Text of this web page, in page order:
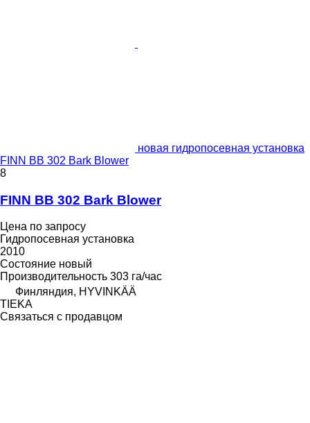
новая гидропосевная установка
FINN BB 302 Bark Blower
8
FINN BB 302 Bark Blower
Цена по запросу
Гидропосевная установка
2010
Состояние новый
Производительность 303 га/час
Финляндия, HYVINKÄÄ
TIEKA
Связаться с продавцом